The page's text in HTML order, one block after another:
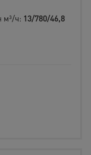
м³/ч: 13/780/46,8